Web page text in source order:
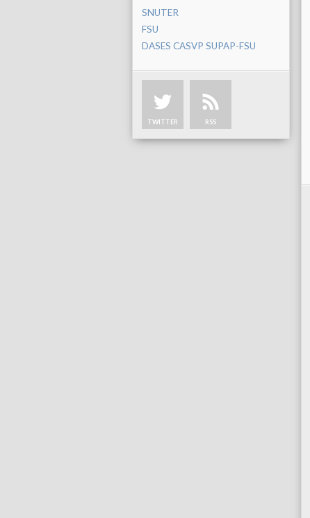
SNUTER
FSU
DASES CASVP SUPAP-FSU
TWITTER RSS